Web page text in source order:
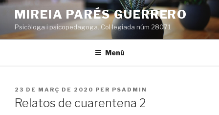
Vés
contingut
MIREIA PARÉS GUERRERO
Psicòloga i psicopedagoga. Col·legiada núm 28071
Menú
PUBLICAT
A
23 DE MARÇ DE 2020 PER PSADMIN
Relatos de cuarentena 2